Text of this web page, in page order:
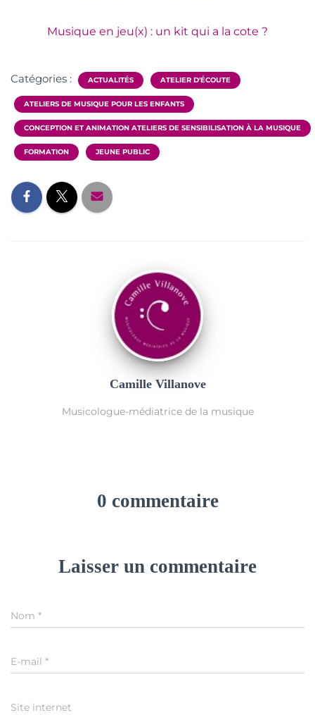
Musique en jeu(x) : un kit qui a la cote ?
Catégories : ACTUALITÉS ATELIER D'ÉCOUTE
ATELIERS DE MUSIQUE POUR LES ENFANTS
CONCEPTION ET ANIMATION ATELIERS DE SENSIBILISATION À LA MUSIQUE
FORMATION JEUNE PUBLIC
Camille Villanove
Musicologue-médiatrice de la musique
0 commentaire
Laisser un commentaire
Nom *
E-mail *
Site internet